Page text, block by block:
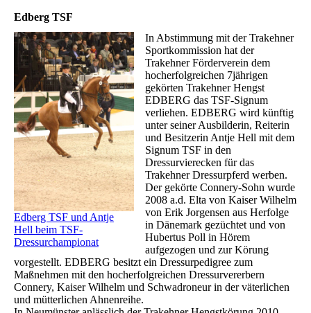
Edberg TSF
Edberg TSF und Antje
Hell beim TSF-
Dressurchampionat
In Abstimmung mit der Trakehner
Sportkommission hat der
Trakehner Förderverein dem
hocherfolgreichen 7jährigen
gekörten Trakehner Hengst
EDBERG das TSF-Signum
verliehen. EDBERG wird künftig
unter seiner Ausbilderin, Reiterin
und Besitzerin Antje Hell mit dem
Signum TSF in den
Dressurvierecken für das
Trakehner Dressurpferd werben.
Der gekörte Connery-Sohn wurde
2008 a.d. Elta von Kaiser Wilhelm
von Erik Jorgensen aus Herfolge
in Dänemark gezüchtet und von
Hubertus Poll in Hörem
aufgezogen und zur Körung
vorgestellt. EDBERG besitzt ein Dressurpedigree zum
Maßnehmen mit den hocherfolgreichen Dressurvererbern
Connery, Kaiser Wilhelm und Schwadroneur in der väterlichen
und mütterlichen Ahnenreihe.